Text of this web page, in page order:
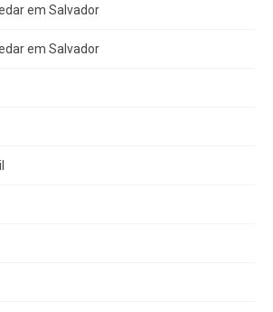
em Salvador
em Salvador